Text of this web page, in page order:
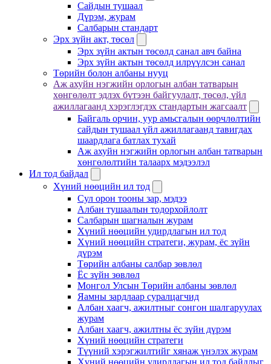
Сайдын тушаал
Дүрэм, журам
Салбарын стандарт
Эрх зүйн акт, төсөл
Эрх зүйн актын төсөлд санал авч байна
Эрх зүйн актын төсөлд илрүүлсэн санал
Төрийн болон албаны нууц
Аж ахуйн нэгжийн орлогын албан татварын
хөнгөлөлт эдлэх бүтээн байгуулалт, төсөл, үйл
ажиллагаанд хэрэглэгдэх стандартын жагсаалт
Байгаль орчин, уур амьсгалын өөрчлөлтийн
сайдын тушаал үйл ажиллагаанд тавигдах
шаардлага батлах тухай
Аж ахуйн нэгжийн орлогын албан татварын
хөнгөлөлтийн талаарх мэдээлэл
Ил тод байдал
Хүний нөөцийн ил тод
Сул орон тооны зар, мэдээ
Албан тушаалын тодорхойлолт
Салбарын шагналын журам
Хүний нөөцийн удирдлагын ил тод
Хүний нөөцийн стратеги, журам, ёс зүйн
дүрэм
Төрийн албаны салбар зөвлөл
Ёс зүйн зөвлөл
Монгол Улсын Төрийн албаны зөвлөл
Яамны зардлаар суралцагчид
Албан хаагч, ажилтныг сонгон шалгаруулах
журам
Албан хаагч, ажилтны ёс зүйн дүрэм
Хүний нөөцийн стратеги
Түүний хэрэгжилтийг хянаж үнэлэх журам
Хүний нөөцийн удирдлагын ил тод байдлыг